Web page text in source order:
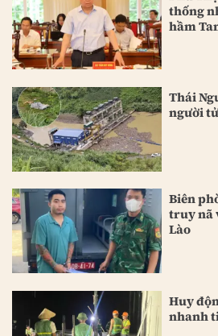
thống
hầm
Thái
người
Biên
truy nã
Lào
Huy
nhanh